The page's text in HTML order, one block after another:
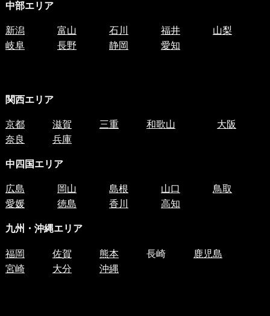
中部エリア
新潟 富山 石川 福井
山梨
岐阜
長野 静岡 愛知
関西エリア
京都 滋賀 三重 和歌山
大阪
奈良
兵庫
中四国エリア
広島 岡山 島根 山口
鳥取
愛媛
徳島 香川 高知
九州・沖縄エリア
福岡 佐賀 熊本 長崎
鹿児島
宮崎
大分 沖縄